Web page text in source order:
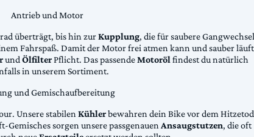
Antrieb und Motor
überträgt, bis hin zurKupplung, die für saubere Gangwechsel
Fahrspaß. Damit der Motor frei atmen kann und sauber
undÖlfilterPflicht. Das passendeMotorölfindest du natürlich
in unserem Sortiment.
und Gemischaufbereitung
Unsere stabilenKühlerbewahren dein Bike vor dem
sorgen unsere passgenauenAnsaugstutzen, die oft